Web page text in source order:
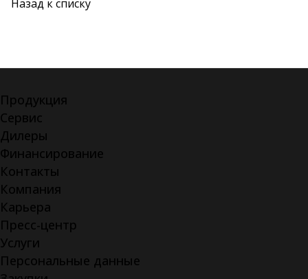
Назад к списку
Продукция
Сервис
Дилеры
Финансирование
Контакты
Компания
Карьера
Пресс-центр
Услуги
Персональные данные